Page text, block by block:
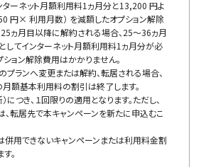
ターネット月額利用料1ヵ月分と13,200 円よ
円× 利用月数） を減額したオプション解除
25ヵ月目以降に解約される場合、25～36ヵ月
してインターネット月額利用料1ヵ月分が必
ション解除費用はかかりません。
ランへ変更または解約、転居される場合、
額基本利用料の割引は終了します。
につき、１回限りの適用となります。ただし、
転居先で本キャンペーンを新たに申込むこ
併用できないキャンペーンまたは利用料金割
。